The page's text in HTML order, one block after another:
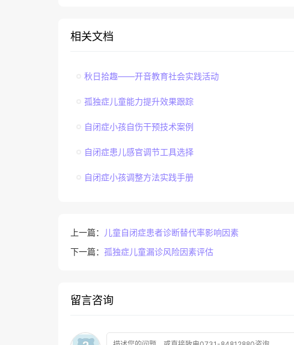
相关文档
秋日拾趣——开音教育社会实践活动
孤独症儿童能力提升效果跟踪
自闭症小孩自伤干预技术案例
自闭症患儿感官调节工具选择
自闭症小孩调整方法实践手册
上一篇：
儿童自闭症患者诊断替代率影响因素
下一篇： 孤独症儿童漏诊风险因素评估
留言咨询